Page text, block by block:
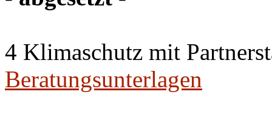
4 Klimaschutz mit
Beratungsunterlagen